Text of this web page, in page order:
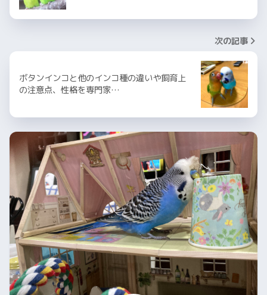
次の記事
ボタンインコと他のインコ種の違いや飼育上
の注意点、性格を専門家…